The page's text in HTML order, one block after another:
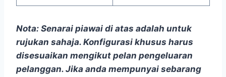
Nota: Senarai piawai di atas adalah untuk
rujukan sahaja. Konfigurasi khusus harus
disesuaikan mengikut pelan pengeluaran
pelanggan. Jika anda mempunyai sebarang